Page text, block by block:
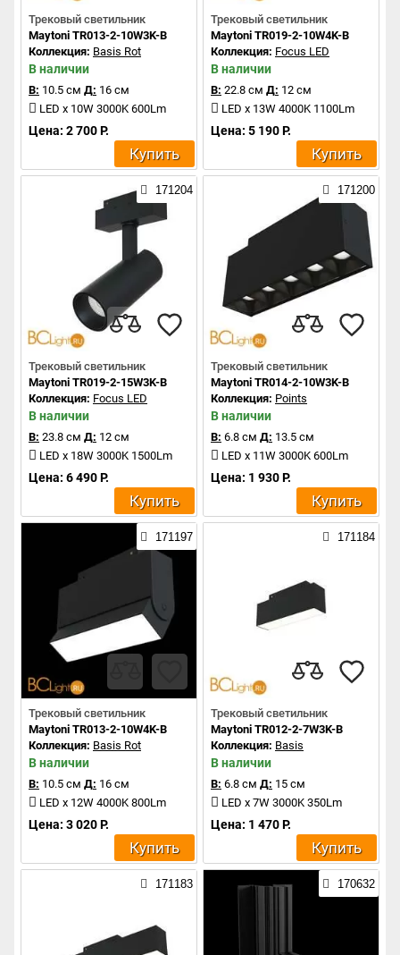
Трековый светильник
Maytoni TR013-2-10W3K-B
Коллекция: Basis Rot
В наличии
В: 10.5 см Д: 16 см
LED x 10W 3000K 600Lm
Цена: 2 700 Р.
Купить
Трековый светильник
Maytoni TR019-2-10W4K-B
Коллекция: Focus LED
В наличии
В: 22.8 см Д: 12 см
LED x 13W 4000K 1100Lm
Цена: 5 190 Р.
Купить
171204
Трековый светильник
Maytoni TR019-2-15W3K-B
Коллекция: Focus LED
В наличии
В: 23.8 см Д: 12 см
LED x 18W 3000K 1500Lm
Цена: 6 490 Р.
Купить
171200
Трековый светильник
Maytoni TR014-2-10W3K-B
Коллекция: Points
В наличии
В: 6.8 см Д: 13.5 см
LED x 11W 3000K 600Lm
Цена: 1 930 Р.
Купить
171197
Трековый светильник
Maytoni TR013-2-10W4K-B
Коллекция: Basis Rot
В наличии
В: 10.5 см Д: 16 см
LED x 12W 4000K 800Lm
Цена: 3 020 Р.
Купить
171184
Трековый светильник
Maytoni TR012-2-7W3K-B
Коллекция: Basis
В наличии
В: 6.8 см Д: 15 см
LED x 7W 3000K 350Lm
Цена: 1 470 Р.
Купить
171183 170632